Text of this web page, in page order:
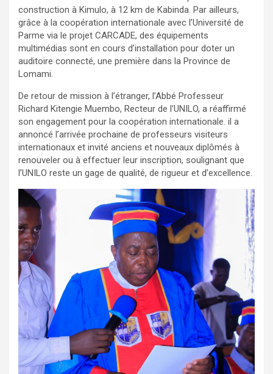
construction à Kimulo, à 12 km de Kabinda. Par ailleurs,
grâce à la coopération internationale avec l’Université de
Parme via le projet CARCADE, des équipements
multimédias sont en cours d’installation pour doter un
auditoire connecté, une première dans la Province de
Lomami.
De retour de mission à l’étranger, l’Abbé Professeur
Richard Kitengie Muembo, Recteur de l’UNILO, a réaffirmé
son engagement pour la coopération internationale. il a
annoncé l’arrivée prochaine de professeurs visiteurs
internationaux et invité anciens et nouveaux diplômés à
renouveler ou à effectuer leur inscription, soulignant que
l’UNILO reste un gage de qualité, de rigueur et d’excellence.